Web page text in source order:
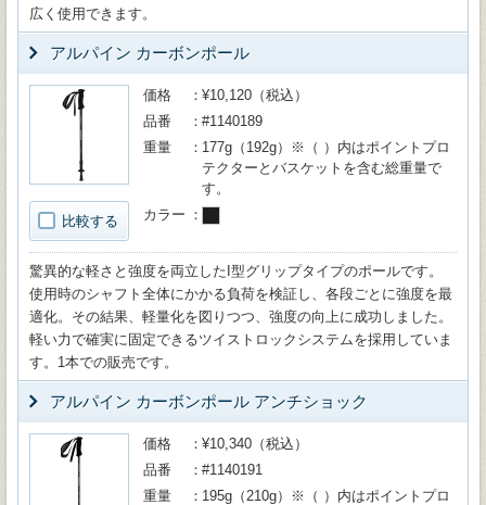
広く使用できます。
アルパイン カーボンポール
比較する
価格
¥10,120（税込）
品番
#1140189
重量
177g（192g）※（ ）内はポイントプロ
テクターとバスケットを含む総重量で
す。
カラー
驚異的な軽さと強度を両立したI型グリップタイプのポールです。
使用時のシャフト全体にかかる負荷を検証し、各段ごとに強度を最
適化。その結果、軽量化を図りつつ、強度の向上に成功しました。
軽い力で確実に固定できるツイストロックシステムを採用していま
す。1本での販売です。
アルパイン カーボンポール アンチショック
価格
¥10,340（税込）
品番
#1140191
重量
195g（210g）※（ ）内はポイントプロ